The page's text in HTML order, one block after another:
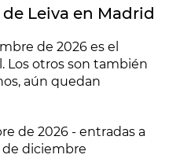
Leiva en Madrid
de 2026 es el
Los otros son también
aún quedan
de 2026 - entradas a
de diciembre